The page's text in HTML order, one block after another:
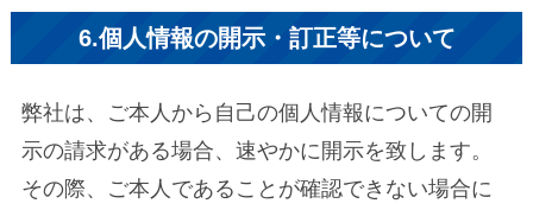
6.個人情報の開示・訂正等について
弊社は、ご本人から自己の個人情報についての開
示の請求がある場合、速やかに開示を致します。
その際、ご本人であることが確認できない場合に